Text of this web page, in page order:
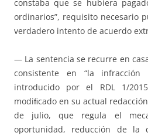
constaba que se hubiera
ordinarios”, requisito necesario
verdadero intento de acuerdo
— La sentencia se recurre en
consistente en “la
introducido por el RDL 1/
modiﬁcado en su actual
de julio, que regula el
oportunidad, reducción de la